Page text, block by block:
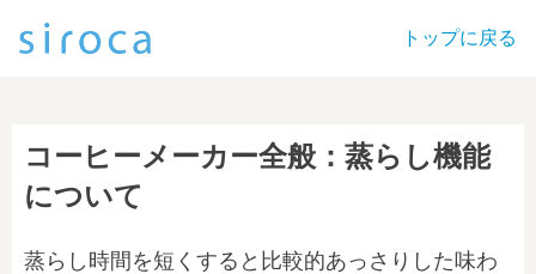
トップに戻る
コーヒーメーカー全般：蒸らし機能
について
蒸らし時間を短くすると比較的あっさりした味わ